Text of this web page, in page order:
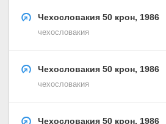
Чехословакия 50 крон, 1986
чехословакия
Чехословакия 50 крон, 1986
чехословакия
Чехословакия 50 крон, 1986